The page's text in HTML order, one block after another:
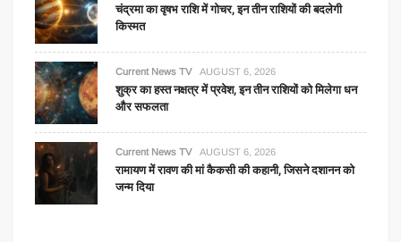
चंद्रमा का वृषभ राशि में गोचर, इन तीन राशियों की बदलेगी
किस्मत
Current News TV AUGUST 6, 2026
शुक्र का हस्त नक्षत्र में प्रवेश, इन तीन राशियों को मिलेगा धन
और सफलता
Current News TV AUGUST 6, 2026
रामायण में रावण की मां कैकसी की कहानी, जिसने दशानन को
जन्म दिया